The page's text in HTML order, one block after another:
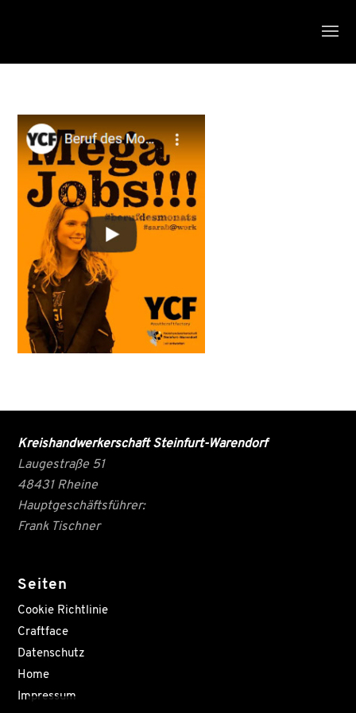
Kreishandwerkerschaft Steinfurt-Warendorf
Laugestraße 51
48431 Rheine
Hauptgeschäftsführer:
Frank Tischner
Seiten
Cookie Richtlinie
Craftface
Datenschutz
Home
Impressum